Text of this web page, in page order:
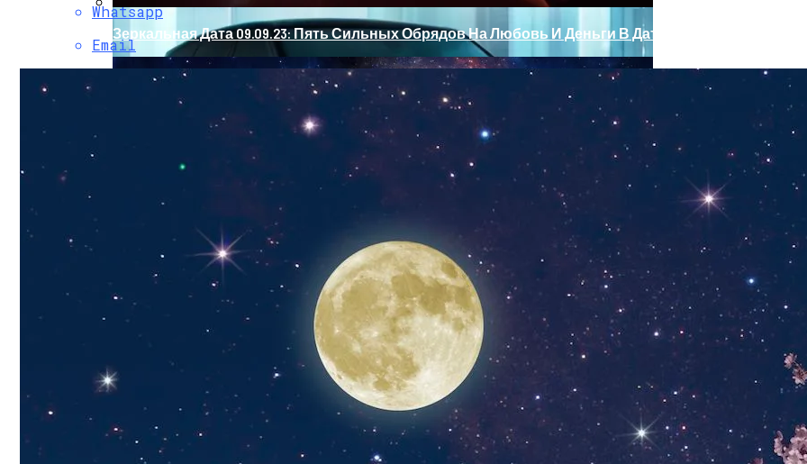
Обновление Для Range Rover Velar: «умные» Фары, Новый Салон, Улучшение PHEV-Версии
Зеркальная Дата 09.09.23: Пять Сильных Обрядов На Любовь И Деньги В Дату Мощи Перед
Зеркальная Дата Осени 2023 Года: Как Загадывать Желание 09.09 И Что Делать, Чтобы
Whatsapp
Email